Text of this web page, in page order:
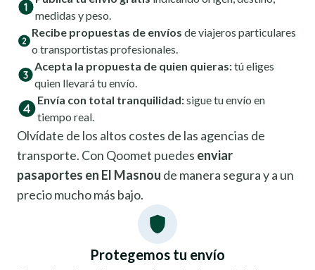
medidas y peso.
Recibe propuestas de envíos de viajeros particulares
o transportistas profesionales.
Acepta la propuesta de quien quieras:tú eliges
quien llevará tu envío.
Envía con total tranquilidad:sigue tu envío en
tiempo real.
Olvídate de los altos costes de las agencias de
transporte. Con Qoomet puedes enviar
pasaportes en El Masnou de manera segura y a un
precio mucho más bajo.
Protegemos tu envío